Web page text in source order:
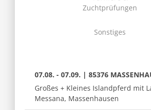
Zuchtprüfungen
Sonstiges
07.08. - 07.09. | 85376
Großes + Kleines Islandpferd mit
Messana, Massenhausen